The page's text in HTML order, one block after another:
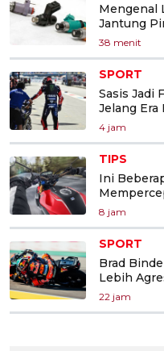
Mengenal
Jantung
38 menit
SPORT
Sasis Jadi
Jelang
4 jam
TIPS
Ini
8 jam
SPORT
Brad
Lebih
22 jam